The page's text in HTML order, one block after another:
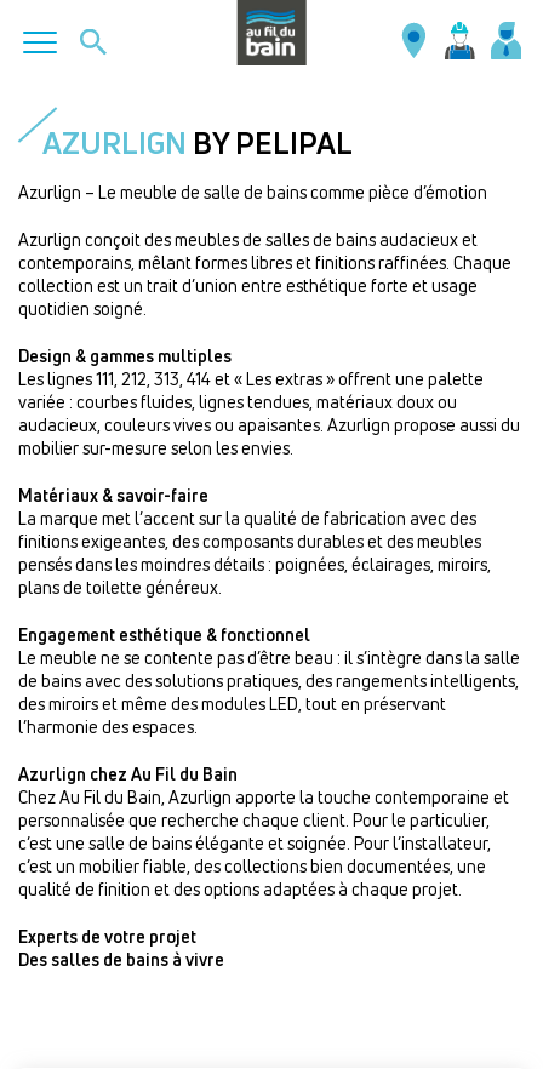
contenu
principal
AZURLIGN BY PELIPAL
Azurlign – Le meuble de salle de bains comme pièce d’émotion
Azurlign conçoit des meubles de salles de bains audacieux et
contemporains, mêlant formes libres et finitions raffinées. Chaque
collection est un trait d’union entre esthétique forte et usage
quotidien soigné.
Design & gammes multiples
Les lignes 111, 212, 313, 414 et « Les extras » offrent une palette
variée : courbes fluides, lignes tendues, matériaux doux ou
audacieux, couleurs vives ou apaisantes. Azurlign propose aussi du
mobilier sur-mesure selon les envies.
Matériaux & savoir-faire
La marque met l’accent sur la qualité de fabrication avec des
finitions exigeantes, des composants durables et des meubles
pensés dans les moindres détails : poignées, éclairages, miroirs,
plans de toilette généreux.
Engagement esthétique & fonctionnel
Le meuble ne se contente pas d’être beau : il s’intègre dans la salle
de bains avec des solutions pratiques, des rangements intelligents,
des miroirs et même des modules LED, tout en préservant
l’harmonie des espaces.
Azurlign chez Au Fil du Bain
Chez Au Fil du Bain, Azurlign apporte la touche contemporaine et
personnalisée que recherche chaque client. Pour le particulier,
c’est une salle de bains élégante et soignée. Pour l’installateur,
c’est un mobilier fiable, des collections bien documentées, une
qualité de finition et des options adaptées à chaque projet.
Experts de votre projet
Des salles de bains à vivre